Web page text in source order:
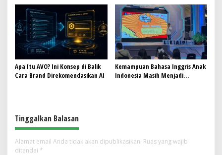
Penertiban ODOL
Apa Itu AVO? Ini Konsep di Balik
Cara Brand Direkomendasikan AI
Kemampuan Bahasa Inggris Anak
Indonesia Masih Menjadi
Tinggalkan Balasan
Alamat email Anda tidak akan dipublikasikan. Ruas yang wajib
ditandai *